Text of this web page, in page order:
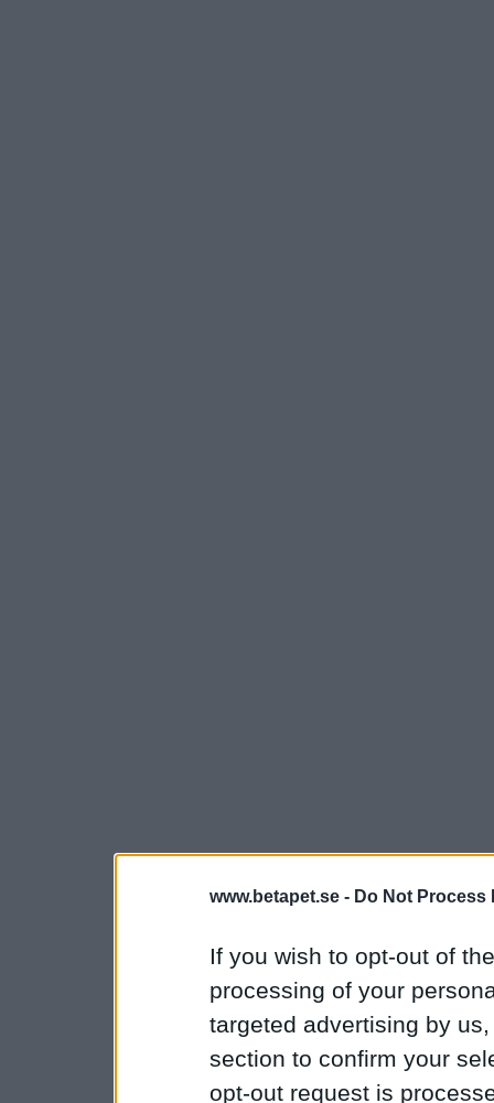
www.betapet.se - Do Not Process
If you wish to opt-out of
processing of your
targeted advertising by
section to confirm your
opt-out request is